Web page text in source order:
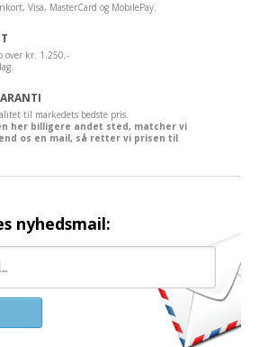
Visa, MasterCard og MobilePay.
over kr. 1.250,-
til markedets bedste pris.
her billigere andet sted, matcher vi
os en mail, så retter vi prisen til
nyhedsmail: